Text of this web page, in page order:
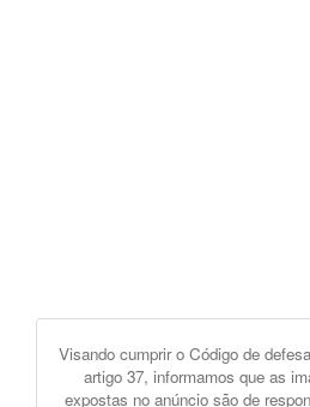
Visando cumprir o Código de
artigo 37, informamos que as
expostas no anúncio são de